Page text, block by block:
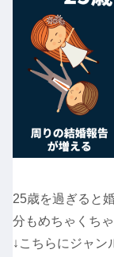
25歳を過ぎると
分もめちゃくち
↓こちらにジャン